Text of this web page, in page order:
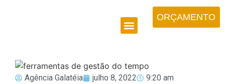
ORÇAMENTO
Agência Galatéia julho 8, 2022
9:20 am